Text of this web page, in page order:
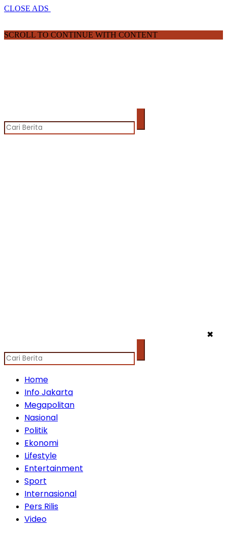
CLOSE ADS
SCROLL TO CONTINUE WITH CONTENT
✖
Home
Info Jakarta
Megapolitan
Nasional
Politik
Ekonomi
Lifestyle
Entertainment
Sport
Internasional
Pers Rilis
Video